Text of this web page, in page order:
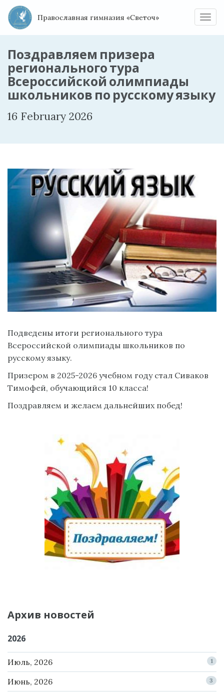
Православная гимназия «Светоч»
Поздравляем призера
регионального тура
Всероссийской олимпиады
школьников по русскому языку
16 February 2026
Подведены итоги регионального тура
Всероссийской олимпиады школьников по
русскому языку.
Призером в 2025-2026 учебном году стал Сиваков
Тимофей, обучающийся 10 класса!
Поздравляем и желаем дальнейших побед!
Архив новостей
2026
Июль, 2026 1
Июнь, 2026 3